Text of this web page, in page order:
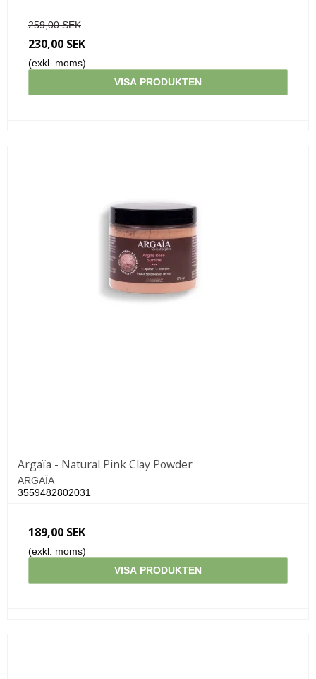
259,00 SEK
230,00 SEK
(exkl. moms)
VISA PRODUKTEN
Argaïa - Natural Pink Clay Powder
ARGAÏA
3559482802031
189,00 SEK
(exkl. moms)
VISA PRODUKTEN